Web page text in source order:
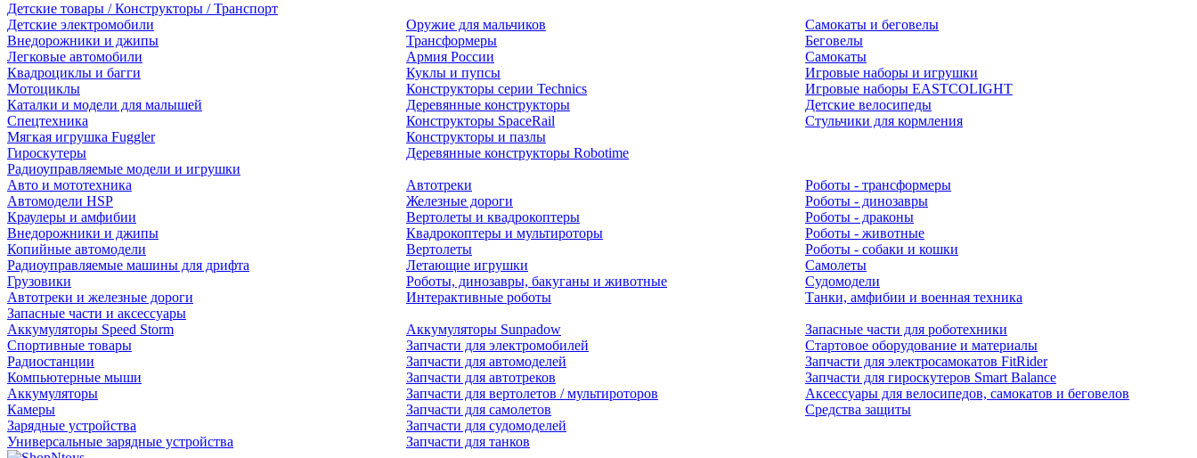
Детские товары / Конструкторы / Транспорт
Детские электромобили
Внедорожники и джипы
Легковые автомобили
Квадроциклы и багги
Мотоциклы
Каталки и модели для малышей
Спецтехника
Мягкая игрушка Fuggler
Гироскутеры
Оружие для мальчиков
Трансформеры
Армия России
Куклы и пупсы
Конструкторы серии Technics
Деревянные конструкторы
Конструкторы SpaceRail
Конструкторы и пазлы
Деревянные конструкторы Robotime
Самокаты и беговелы
Беговелы
Самокаты
Игровые наборы и игрушки
Игровые наборы EASTCOLIGHT
Детские велосипеды
Стульчики для кормления
Радиоуправляемые модели и игрушки
Авто и мототехника
Автомодели HSP
Краулеры и амфибии
Внедорожники и джипы
Копийные автомодели
Радиоуправляемые машины для дрифта
Грузовики
Автотреки и железные дороги
Автотреки
Железные дороги
Вертолеты и квадрокоптеры
Квадрокоптеры и мультироторы
Вертолеты
Летающие игрушки
Роботы, динозавры, бакуганы и животные
Интерактивные роботы
Роботы - трансформеры
Роботы - динозавры
Роботы - драконы
Роботы - животные
Роботы - собаки и кошки
Самолеты
Судомодели
Танки, амфибии и военная техника
Запасные части и аксессуары
Аккумуляторы Speed Storm
Спортивные товары
Радиостанции
Компьютерные мыши
Аккумуляторы
Камеры
Зарядные устройства
Универсальные зарядные устройства
Аккумуляторы Sunpadow
Запчасти для электромобилей
Запчасти для автомоделей
Запчасти для автотреков
Запчасти для вертолетов / мультироторов
Запчасти для самолетов
Запчасти для судомоделей
Запчасти для танков
Запасные части для роботехники
Стартовое оборудование и материалы
Запчасти для электросамокатов FitRider
Запчасти для гироскутеров Smart Balance
Аксессуары для велосипедов, самокатов и беговелов
Средства защиты